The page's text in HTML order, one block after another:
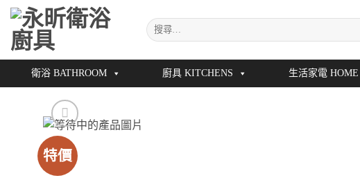
Skip
content
搜
尋
衛浴 BATHROOM 廚具 KITCHENS 生活家電 HOME
特價